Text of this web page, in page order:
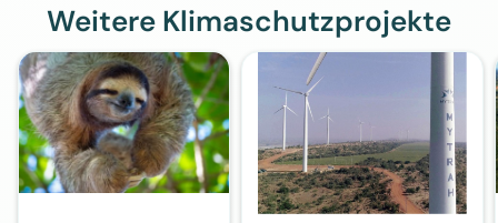
Weitere Klimaschutzprojekte